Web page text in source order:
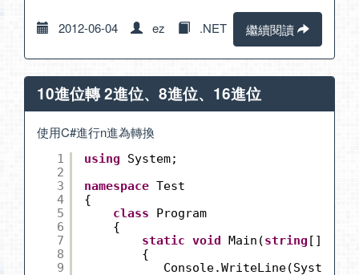
2012-06-04 ez .NET 繼續閱讀
10進位轉 2進位、8進位、16進位
使用C#進行n進為轉換
1
2
3
4
5
6
7
8
9
using
System;
namespace Test
{
class
Program
{
static void Main(string []
{